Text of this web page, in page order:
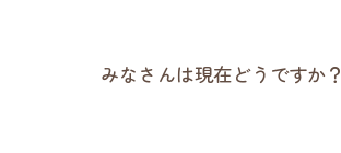
みなさんは現在どうですか？